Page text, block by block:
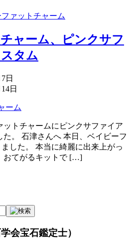
ャーム、ピンクサフ
タム
日
日
ーム
ットチャームにピンクサファイア
た。 石津さんへ 本日、ベイビーフ
した。 本当に綺麗に出来上がっ
おてがるキットで […]
会宝石鑑定士）